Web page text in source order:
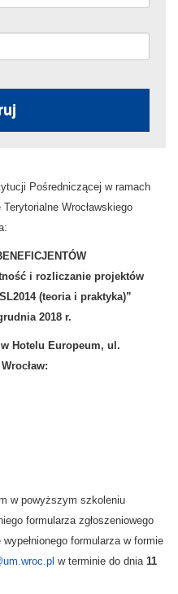
Pośredniczącej w ramach
Wrocławskiego
i rozliczanie projektów
(teoria i praktyka)”
2018 r.
Hotelu Europeum, ul.
w powyższym szkoleniu
formularza zgłoszeniowego
wypełnionego formularza w formie
w terminie do dnia 11